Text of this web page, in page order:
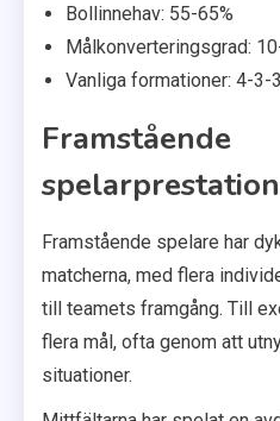
Bollinnehav: 55-65%
Målkonverteringsgrad:
Vanliga formationer: 4-3-
Framstående
Framstående spelare har
matcherna, med flera
till teamets framgång. Till
flera mål, ofta genom att
situationer.